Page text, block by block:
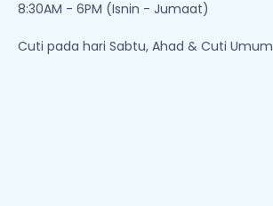
8:30AM - 6PM (Isnin - Jumaat)
Cuti pada hari Sabtu, Ahad & Cuti Umum